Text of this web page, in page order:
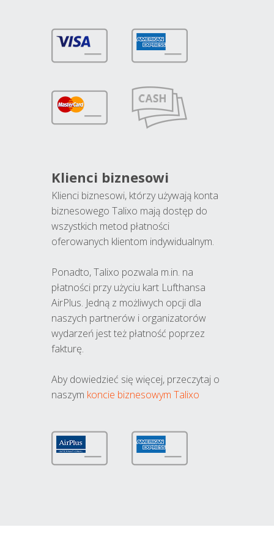
Klienci biznesowi
Klienci biznesowi, którzy używają konta
biznesowego Talixo mają dostęp do
wszystkich metod płatności
oferowanych klientom indywidualnym.
Ponadto, Talixo pozwala m.in. na
płatności przy użyciu kart Lufthansa
AirPlus. Jedną z możliwych opcji dla
naszych partnerów i organizatorów
wydarzeń jest też płatność poprzez
fakturę.
Aby dowiedzieć się więcej, przeczytaj o
naszym koncie biznesowym Talixo